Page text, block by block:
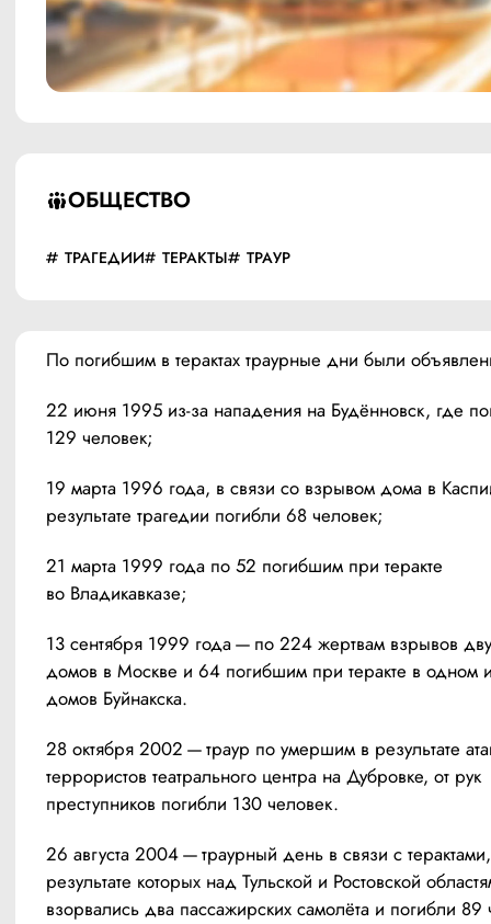
ОБЩЕСТВО
ТРАГЕДИИ ТЕРАКТЫ ТРАУР
По погибшим в терактах траурные дни были
22 июня 1995 из-за нападения на Будённовск, где
129 человек;
19 марта 1996 года, в связи со взрывом дома в
результате трагедии погибли 68 человек;
21 марта 1999 года по 52 погибшим при теракте
во Владикавказе;
13 сентября 1999 года — по 224 жертвам взрывов
домов в Москве и 64 погибшим при теракте в одном
домов Буйнакска.
28 октября 2002 — траур по умершим в результате
террористов театрального центра на Дубровке, от рук
преступников погибли 130 человек.
26 августа 2004 — траурный день в связи с
результате которых над Тульской и Ростовской
взорвались два пассажирских самолёта и погибли 89